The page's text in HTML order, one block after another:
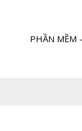
PHẦN MỀM